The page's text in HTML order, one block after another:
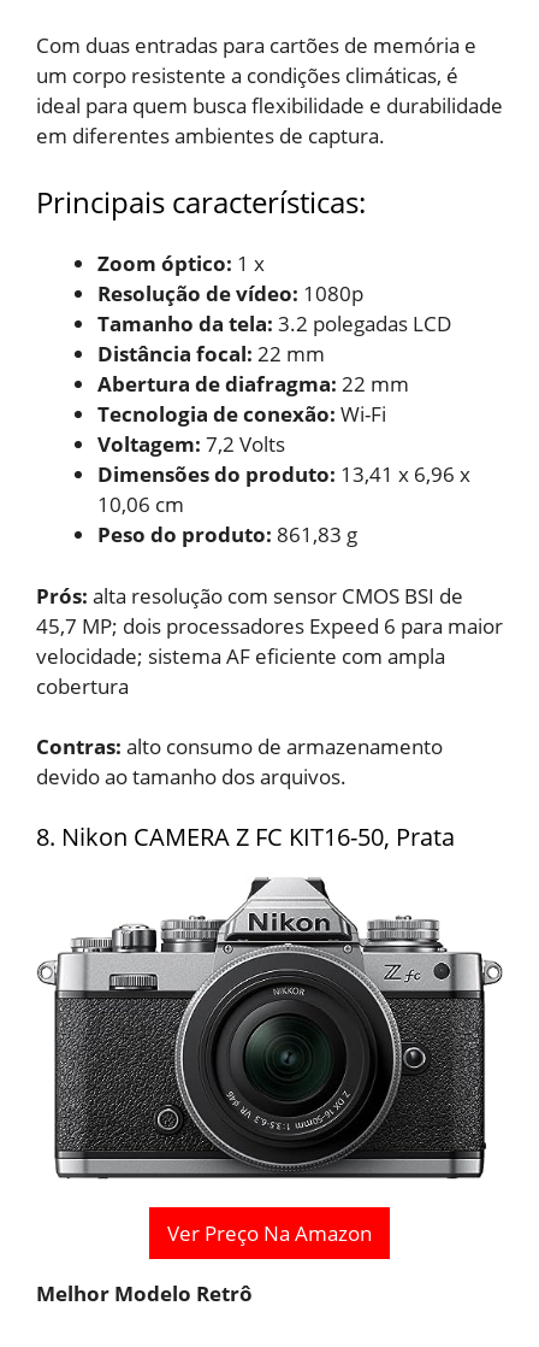
Com duas entradas para cartões de memória e
um corpo resistente a condições climáticas, é
ideal para quem busca flexibilidade e durabilidade
em diferentes ambientes de captura.
Principais características:
Zoom óptico: ‎1 x
Resolução de vídeo: 1080p
Tamanho da tela: 3.2 polegadas LCD
Distância focal: 22 mm
Abertura de diafragma: 22 mm
Tecnologia de conexão: ‎Wi-Fi
Voltagem: ‎ 7,2 Volts
Dimensões do produto: ‎ 13,41 x 6,96 x
10,06 cm
Peso do produto: 861,83 g
Prós: alta resolução com sensor CMOS BSI de
45,7 MP; dois processadores Expeed 6 para maior
velocidade; sistema AF eficiente com ampla
cobertura
Contras: alto consumo de armazenamento
devido ao tamanho dos arquivos.
8. Nikon CAMERA Z FC KIT16-50, Prata
Ver Preço Na Amazon
Melhor Modelo Retrô